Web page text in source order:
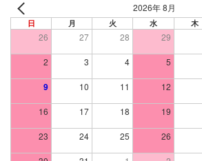
2026年 8月
日 月 火 水 木
26 27 28 29
2 3 4 5
9 10 11 12
16 17 18 19
23 24 25 26